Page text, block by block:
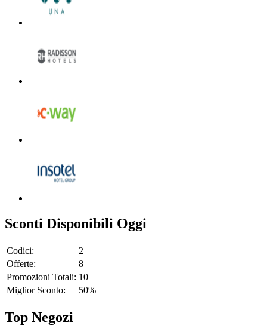
Sconti Disponibili Oggi
Codici:
2
Offerte:
8
Promozioni Totali: 10
Miglior Sconto:
50%
Top Negozi